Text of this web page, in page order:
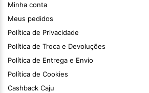
Minha conta
Meus pedidos
Política de Privacidade
Política de Troca e Devoluções
Política de Entrega e Envio
Política de Cookies
Cashback Caju